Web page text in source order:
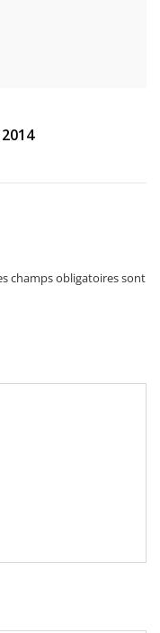
champs obligatoires sont